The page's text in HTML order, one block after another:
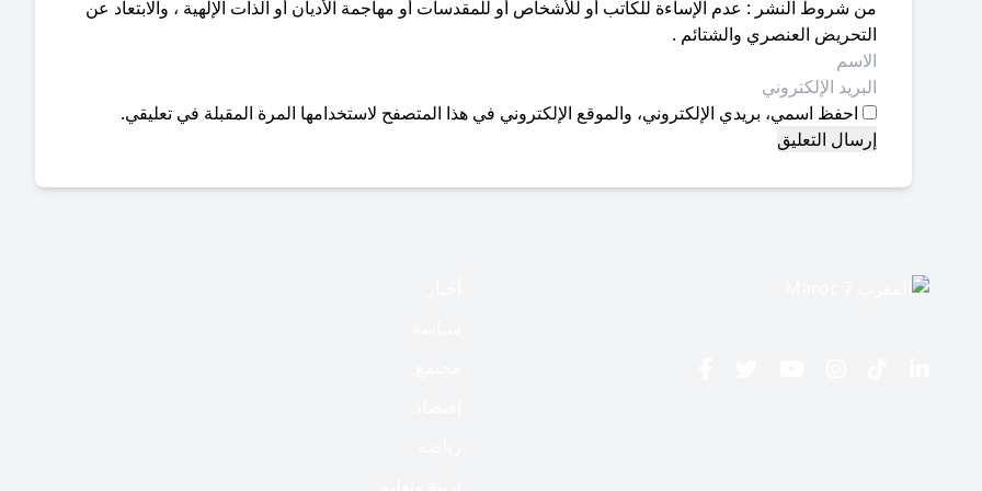
من شروط النشر : عدم الإساءة للكاتب أو للأشخاص أو للمقدسات أو مهاجمة الأديان أو الذات الإلهية ، والابتعاد عن
التحريض العنصري والشتائم .
احفظ اسمي، بريدي الإلكتروني، والموقع الإلكتروني في هذا المتصفح لاستخدامها المرة المقبلة في تعليقي.